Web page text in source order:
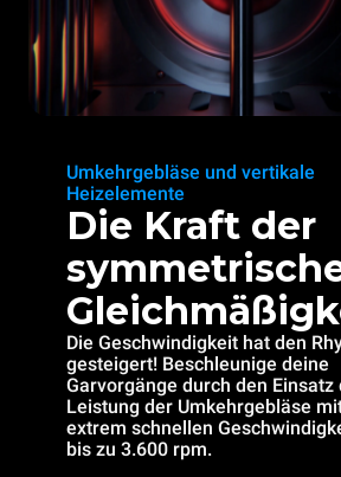
Umkehrgebläse und vertikale
Heizelemente
Die Kraft der
Die Geschwindigkeit hat den
gesteigert! Beschleunige deine
Garvorgänge durch den Einsatz
Leistung der Umkehrgebläse
extrem schnellen
bis zu 3.600 rpm.